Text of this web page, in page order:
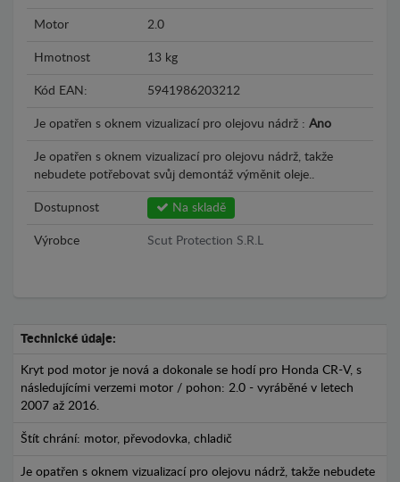
Motor 2.0
Hmotnost 13 kg
Kód EAN: 5941986203212
Je opatřen s oknem vizualizací pro olejovu nádrž : Ano
Je opatřen s oknem vizualizací pro olejovu nádrž, takže
nebudete potřebovat svůj demontáž výměnit oleje..
Dostupnost Na skladě
Výrobce Scut Protection S.R.L
Technické údaje:
Kryt pod motor je nová a dokonale se hodí pro Honda CR-V, s
následujícími verzemi motor / pohon: 2.0 - vyráběné v letech
2007 až 2016.
Štít chrání: motor, převodovka, chladič
Je opatřen s oknem vizualizací pro olejovu nádrž, takže nebudete